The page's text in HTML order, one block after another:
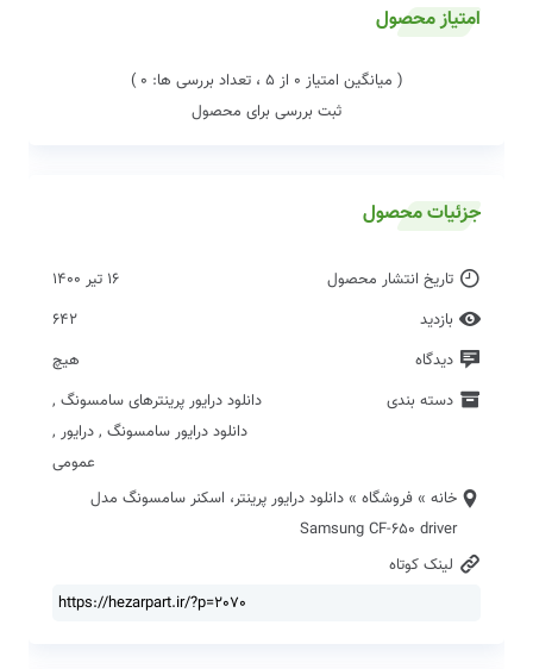
امتیاز محصول
( میانگین امتیاز 0 از 5 ، تعداد بررسی ها: 0 )
ثبت بررسی برای محصول
جزئیات محصول
تاریخ انتشار محصول
16 تیر 1400
بازدید
642
دیدگاه
هیچ
دسته بندی
دانلود درایور پرینترهای سامسونگ ,
دانلود درایور سامسونگ , درایور ,
عمومی
خانه » فروشگاه » دانلود درایور پرینتر، اسکنر سامسونگ مدل
Samsung CF-650 driver
لینک کوتاه